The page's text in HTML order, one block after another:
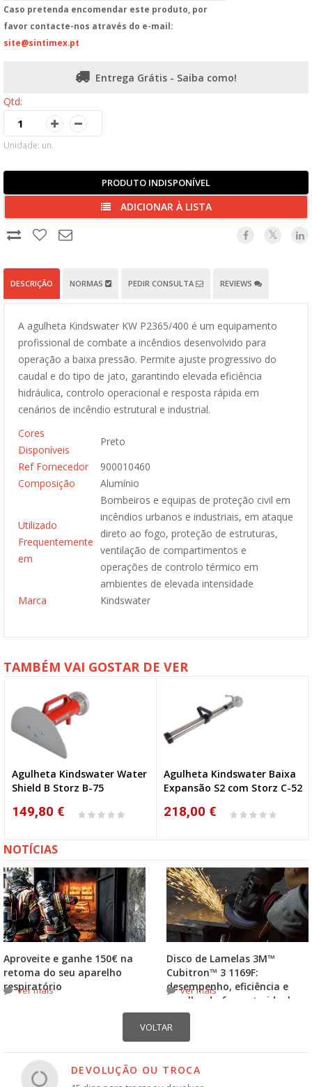
Caso pretenda encomendar este produto, por
favor contacte-nos através do e-mail:
site@sintimex.pt
Entrega Grátis - Saiba como!
Qtd:
Unidade: un.
PRODUTO INDISPONÍVEL
ADICIONAR À LISTA
DESCRIÇÃO NORMAS PEDIR CONSULTA REVIEWS
A agulheta Kindswater KW P2365/400 é um equipamento
profissional de combate a incêndios desenvolvido para
operação a baixa pressão. Permite ajuste progressivo do
caudal e do tipo de jato, garantindo elevada eficiência
hidráulica, controlo operacional e resposta rápida em
cenários de incêndio estrutural e industrial.
Cores
Disponíveis
Preto
Ref Fornecedor
900010460
Composição
Alumínio
Utilizado
Frequentemente
em
Bombeiros e equipas de proteção civil em
incêndios urbanos e industriais, em ataque
direto ao fogo, proteção de estruturas,
ventilação de compartimentos e
operações de controlo térmico em
ambientes de elevada intensidade
Marca
Kindswater
TAMBÉM VAI GOSTAR DE VER
Agulheta Kindswater Water
Shield B Storz B-75
149,80 €
Agulheta Kindswater Baixa
Expansão S2 com Storz C-52
218,00 €
NOTÍCIAS
Aproveite e ganhe 150€ na
retoma do seu aparelho
respiratório
ver mais
Disco de Lamelas 3M™
Cubitron™ 3 1169F:
desempenho, eficiência e
escolha do formato ideal
ver mais
DEVOLUÇÃO OU TROCA